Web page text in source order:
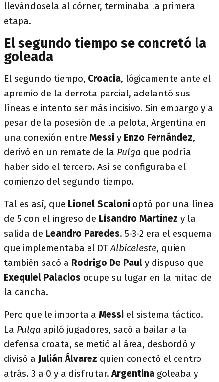
llevándosela al córner, terminaba la primera
etapa.
El segundo tiempo se concretó la
goleada
El segundo tiempo, Croacia, lógicamente ante el
apremio de la derrota parcial, adelantó sus
líneas e intento ser más incisivo. Sin embargo y a
pesar de la posesión de la pelota, Argentina en
una conexión entre Messi y Enzo Fernández,
derivó en un remate de la Pulga que podría
haber sido el tercero. Así se configuraba el
comienzo del segundo tiempo.
Tal es así, que Lionel Scaloni optó por una línea
de 5 con el ingreso de Lisandro Martínez y la
salida de Leandro Paredes. 5-3-2 era el esquema
que implementaba el DTAlbiceleste, quien
también sacó a Rodrigo De Paul y dispuso que
Exequiel Palacios ocupe su lugar en la mitad de
la cancha.
Pero que le importa a Messi el sistema táctico.
La Pulga apiló jugadores, sacó a bailar a la
defensa croata, se metió al área, desbordó y
divisó a Julián Álvarez quien conectó el centro
atrás. 3 a 0 y a disfrutar.Argentina goleaba y